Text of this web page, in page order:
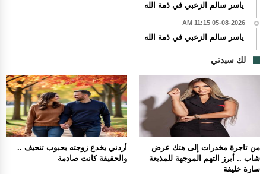
ياسر سالم الزعبي في ذمة الله
05-08-2026 11:15 AM
ياسر سالم الزعبي في ذمة الله
لك سيدتي
أردني يخدع زوجته بحبوب تنحيف ..
والحقيقة كانت صادمة
من تاجرة مخدرات إلى هتك عرض
شاب .. أبرز التهم الموجهة للمذيعة
سارة خليفة